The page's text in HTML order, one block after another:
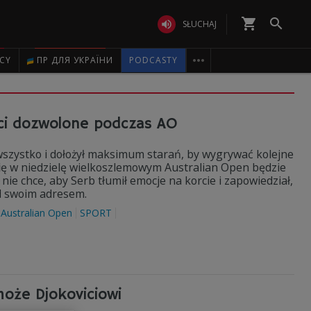
 SŁUCHAJ shopping_cart 
ПР ДЛЯ УКРАЇНИ PODCASTY 
dozwolone podczas AO
i dołożył maksimum starań, by wygrywać kolejne
w niedzielę wielkoszlemowym Australian Open będzie
chce, aby Serb tłumił emocje na korcie i zapowiedział,
swoim adresem.
Australian Open SPORT
Djokoviciowi